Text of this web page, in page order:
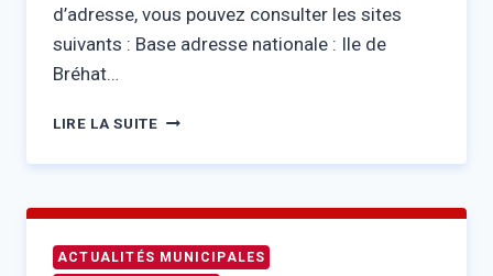
À
15H00
d’adresse, vous pouvez consulter les sites
suivants : Base adresse nationale : Ile de
Bréhat…
LIRE LA SUITENORMALISATION
ADRESSES
PERMANENCES
DES
ACTUALITÉS MUNICIPALES